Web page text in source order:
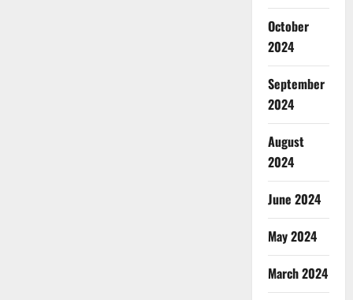
October
2024
September
2024
August
2024
June 2024
May 2024
March 2024